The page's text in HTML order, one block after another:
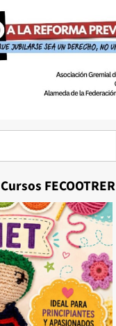
Cursos FECOOTRER
+